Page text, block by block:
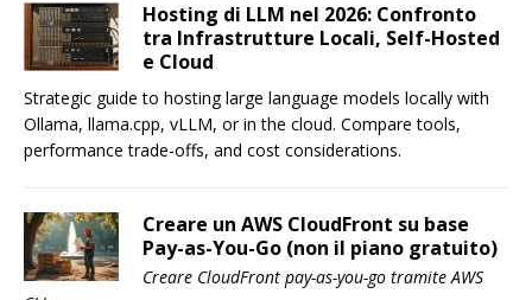
Hosting di LLM nel 2026: Confronto
tra Infrastrutture Locali, Self-Hosted
e Cloud
Strategic guide to hosting large language models locally with
Ollama, llama.cpp, vLLM, or in the cloud. Compare tools,
performance trade-offs, and cost considerations.
Creare un AWS CloudFront su base
Pay-as-You-Go (non il piano gratuito)
Creare CloudFront pay-as-you-go tramite AWS